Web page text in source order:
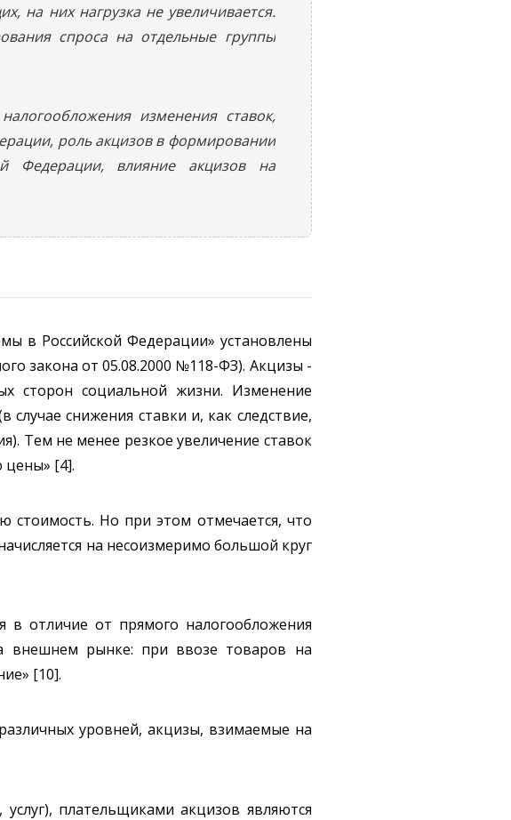
на них нагрузка не увеличивается.
спроса на отдельные группы
изменения ставок,
роль акцизов в формировании
Федерации, влияние акцизов на
в Российской Федерации» установлены
закона от 05.08.2000 №118-ФЗ). Акцизы -
сторон социальной жизни. Изменение
снижения ставки и, как следствие,
Тем не менее резкое увеличение ставок
цены» [4].
стоимость. Но при этом отмечается, что
на несоизмеримо большой круг
в отличие от прямого налогообложения
внешнем рынке: при ввозе товаров на
[10].
уровней, акцизы, взимаемые на
плательщиками акцизов являются